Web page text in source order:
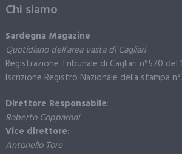
Chi siamo
Sardegna Magazine
Quotidiano dell’area vasta di Cagliari
Registrazione Tribunale di Cagliari n°570 del
Iscrizione Registro Nazionale della stampa
Direttore Responsabile:
Roberto Copparoni
Vice direttore:
Antonello Tore